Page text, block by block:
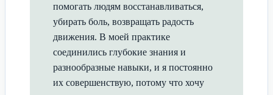
помогать людям восстанавливаться,
убирать боль, возвращать радость
движения. В моей практике
соединились глубокие знания и
разнообразные навыки, и я постоянно
их совершенствую, потому что хочу